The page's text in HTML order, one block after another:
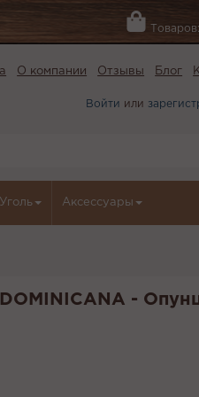
О компании Отзывы Блог
Войти или
Уголь Аксессуары
-